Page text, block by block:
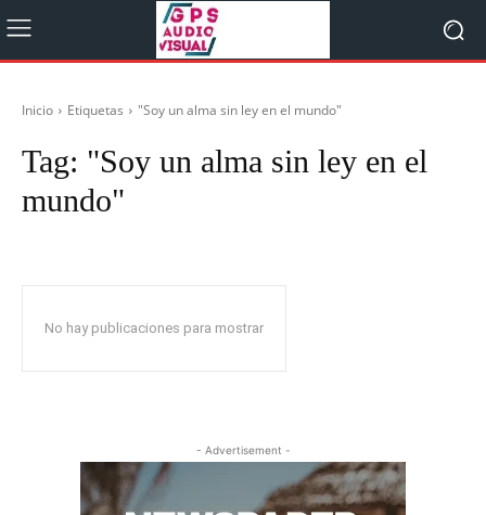
Inicio Etiquetas "Soy un alma sin ley en el mundo"
Tag: "Soy un alma sin ley en el
mundo"
No hay publicaciones para mostrar
- Advertisement -